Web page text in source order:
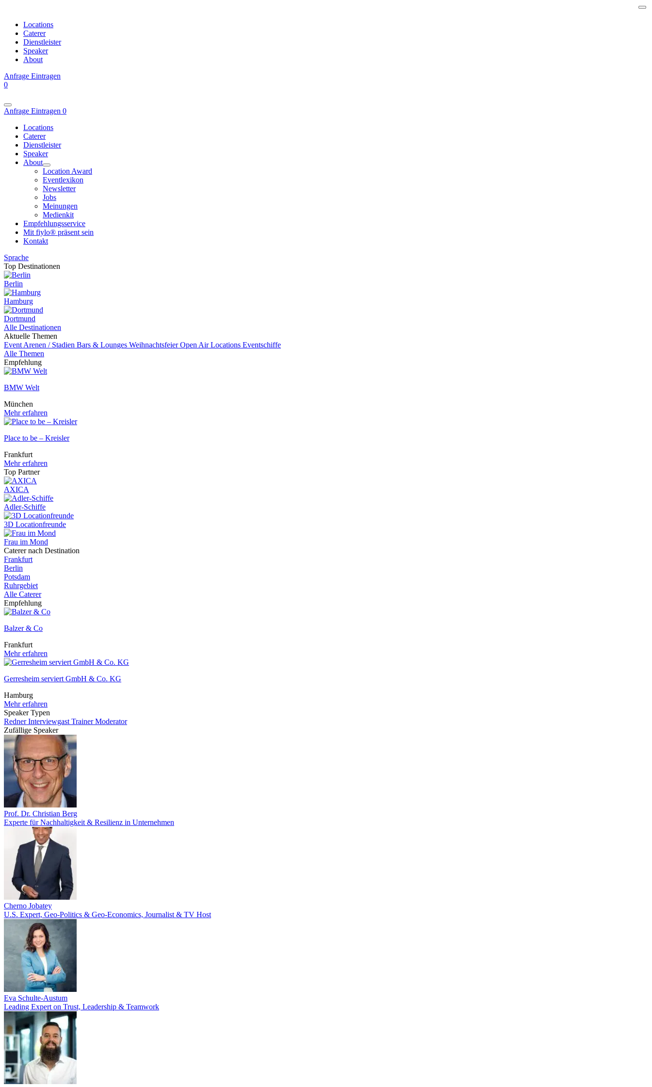
Locations
Caterer
Dienstleister
Speaker
About
Anfrage Eintragen
0
Anfrage Eintragen 0
Locations
Caterer
Dienstleister
Speaker
About
Location Award
Eventlexikon
Newsletter
Jobs
Meinungen
Medienkit
Empfehlungsservice
Mit fiylo® präsent sein
Kontakt
Sprache
Top Destinationen
Berlin
Hamburg
Dortmund
Alle Destinationen
Aktuelle Themen
Event Arenen / Stadien Bars & Lounges WeihnachtsfeierOpen Air Locations Eventschiffe
Alle Themen
Empfehlung
BMW Welt
München
Mehr erfahren
Place to be – Kreisler
Frankfurt
Mehr erfahren
Top Partner
AXICA
Adler-Schiffe
3D Locationfreunde
Frau im Mond
Caterer nach Destination
Frankfurt
Berlin
Potsdam
Ruhrgebiet
Alle Caterer
Empfehlung
Balzer & Co
Frankfurt
Mehr erfahren
Gerresheim serviert GmbH & Co. KG
Hamburg
Mehr erfahren
Speaker Typen
RednerInterviewgast TrainerModerator
Zufällige Speaker
Prof. Dr. Christian Berg
Experte für Nachhaltigkeit & Resilienz in Unternehmen
Cherno Jobatey
U.S. Expert, Geo-Politics & Geo-Economics, Journalist & TV Host
Eva Schulte-Austum
Leading Expert on Trust, Leadership & Teamwork